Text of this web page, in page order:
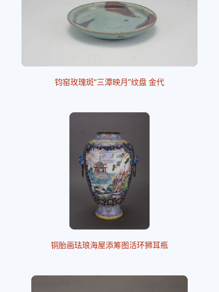
钧窑玫瑰斑“三潭映月”纹盘 金代
铜胎画珐琅海屋添筹图活环狮耳瓶